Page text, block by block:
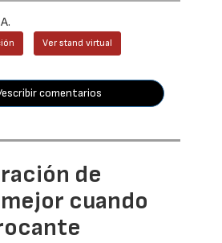
Ver stand virtual
comentarios
de
cuando